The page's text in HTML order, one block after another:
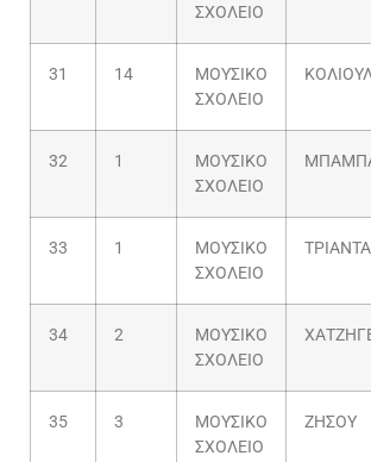
ΣΧΟΛΕΙΟ
31 14
ΜΟΥΣΙΚΟ
ΣΧΟΛΕΙΟ
32 1
ΜΟΥΣΙΚΟ
ΣΧΟΛΕΙΟ
33 1
ΜΟΥΣΙΚΟ
ΣΧΟΛΕΙΟ
34 2
ΜΟΥΣΙΚΟ
ΣΧΟΛΕΙΟ
35 3
ΜΟΥΣΙΚΟ
ΣΧΟΛΕΙΟ
ΖΗΣΟΥ